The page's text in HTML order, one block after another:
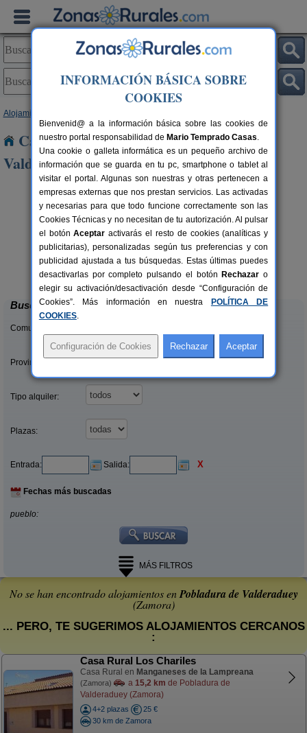
Alojamientos
Casas Rurales cerca de Pobladura de
Valderaduey
4 pers.
desde30 €
Casa Rural El Barricuevo
Almeida de Sayago (Zamora)
Buscar
Comunidades:
Provincias/Islas:
Tipo alquiler:
Plazas:
Entrada: Salida: X
Fechas más buscadas
pueblo:
MÁS FILTROS
No se han encontrado alojamientos enPobladura de Valderaduey
(Zamora)
... PERO, TE SUGERIMOS ALOJAMIENTOS CERCANOS
:
Casa Rural Los Chariles
Casa Rural en Manganeses de la Lampreana
(Zamora) a 15,2 km de Pobladura de
Valderaduey (Zamora)
4+2 plazas
25 €
30 km de Zamora
INFORMACIÓN BÁSICA SOBRE
COOKIES
Bienvenid@ a la información básica sobre las cookies de
nuestro portal responsabilidad de Mario Temprado Casas.
Una cookie o galleta informática es un pequeño archivo de
información que se guarda en tu pc, smartphone o tablet al
visitar el portal. Algunas son nuestras y otras pertenecen a
empresas externas que nos prestan servicios. Las activadas
y necesarias para que todo funcione correctamente son las
Cookies Técnicas y no necesitan de tu autorización. Al pulsar
el botónAceptar activarás el resto de cookies (analíticas y
publicitarias), personalizadas según tus preferencias y con
publicidad ajustada a tus búsquedas. Estas últimas puedes
desactivarlas por completo pulsando el botón Rechazar o
elegir su activación/desactivación desde “Configuración de
Cookies”. Más información en nuestra
POLÍTICA DE
COOKIES.